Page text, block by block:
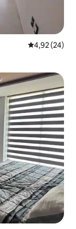
4,92 de uma
4,92 (24)